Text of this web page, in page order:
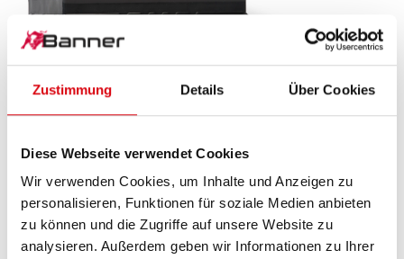
Zustimmung Details Über Cookies
Diese Webseite verwendet Cookies
Wir verwenden Cookies, um Inhalte und Anzeigen zu
personalisieren, Funktionen für soziale Medien anbieten
zu können und die Zugriffe auf unsere Website zu
analysieren. Außerdem geben wir Informationen zu Ihrer
Running Bull AGM
AGM 570 01
Das Aushängeschild der Banner Markenqualität.
Originalqualität zum Nachrüsten (OE).
PRODUKTDETAILS >